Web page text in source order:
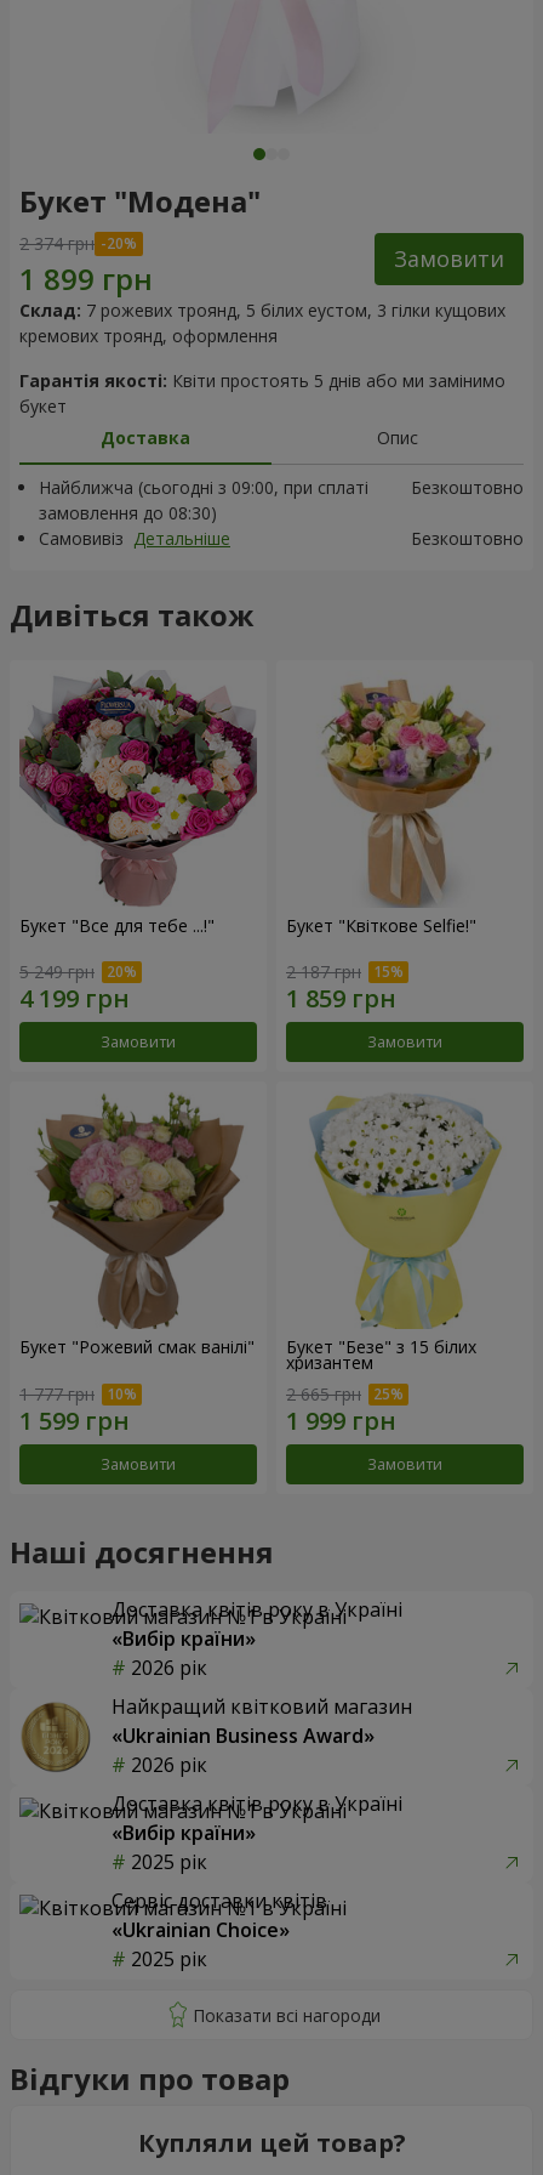
Букет "Модена"
2 374 грн
Замовити
Склад: 7 рожевих троянд, 5 білих еустом, 3 гілки кущових
кремових троянд, оформлення
Гарантія якості: Квіти простоять 5 днів або ми замінимо
букет
Доставка
Опис
Найближча (сьогодні з 09:00, при сплаті
замовлення до 08:30)
Безкоштовно
Самовивіз Детальніше Безкоштовно
Дивіться також
Букет "Все для тебе ...!"
5 249 грн
Замовити
Букет "Квіткове Selfie!"
2 187 грн
Замовити
Букет "Рожевий смак ванілі"
1 777 грн
Замовити
Букет "Безе" з 15 білих
хризантем
2 665 грн
Замовити
Наші досягнення
Доставка квітів року в Україні
«Вибір країни»
2026 рік
Найкращий квітковий магазин
«Ukrainian Business Award»
2026 рік
Доставка квітів року в Україні
«Вибір країни»
2025 рік
Сервіс доставки квітів
«Ukrainian Choice»
2025 рік
Відгуки про товар
Купляли цей товар?